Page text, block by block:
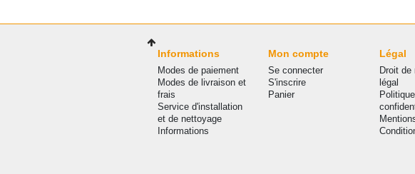
Informations
Modes de paiement
Modes de livraison et
frais
Service d'installation
et de nettoyage
Informations
Mon compte
Se connecter
S'inscrire
Panier
Légal
Droit de
légal